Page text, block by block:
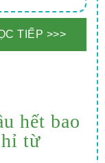
hết bao
từ